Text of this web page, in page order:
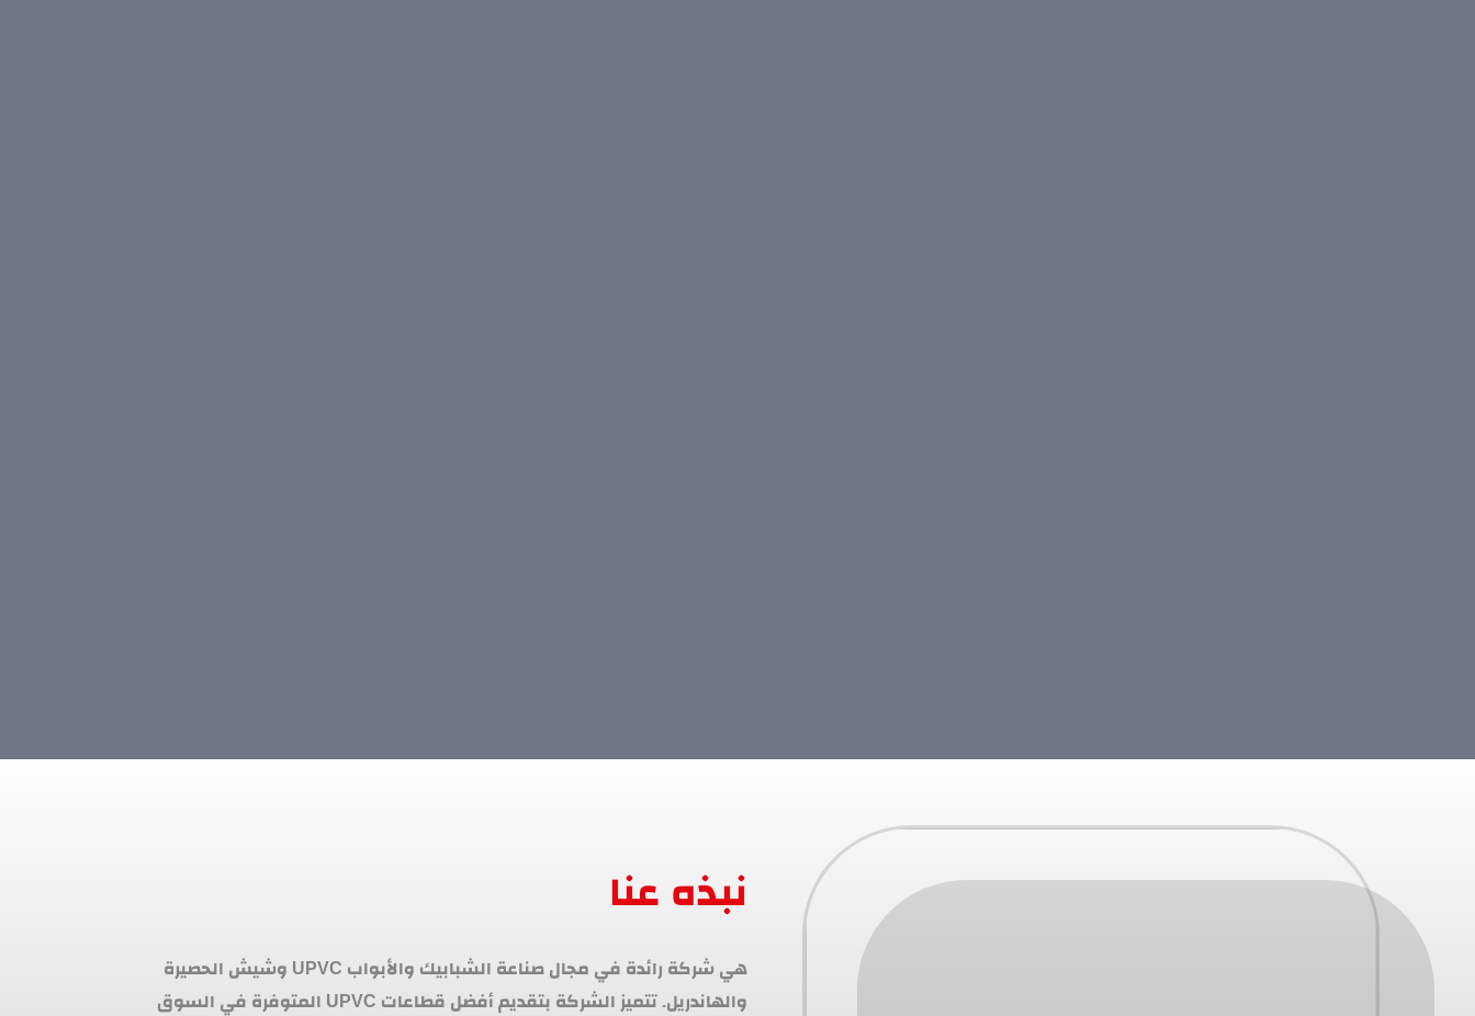
نبذه عنا
هي شركة رائدة في مجال صناعة الشبابيك والأبواب UPVC وشيش الحصيرة
والهاندريل. تتميز الشركة بتقديم أفضل قطاعات UPVC المتوفرة في السوق